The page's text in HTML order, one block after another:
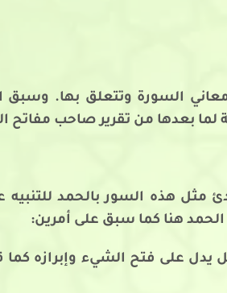
معاني السورة وتتعلق بها. وسبق
لما بعدها من تقرير صاحب مفاتح
هذه السور بالحمد للتنبيه
الحمد هنا كما سبق على أمرين:
يدل على فتح الشيء وإبرازه